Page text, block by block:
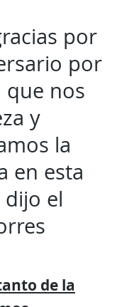
por
por
que nos
y
la
en esta
dijo el
de la